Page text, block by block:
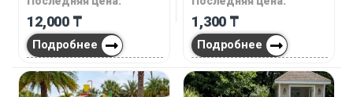
12,000 ₸
Подробнее
1,300 ₸
Подробнее